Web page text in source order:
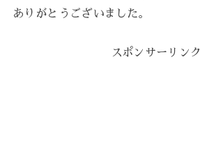
ありがとうございました。
スポンサーリンク